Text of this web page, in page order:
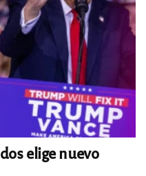
elige nuevo